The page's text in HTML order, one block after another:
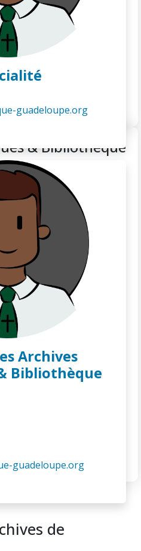
guadeloupe.org
& Bibliothèque
Archives
Bibliothèque
guadeloupe.org
de